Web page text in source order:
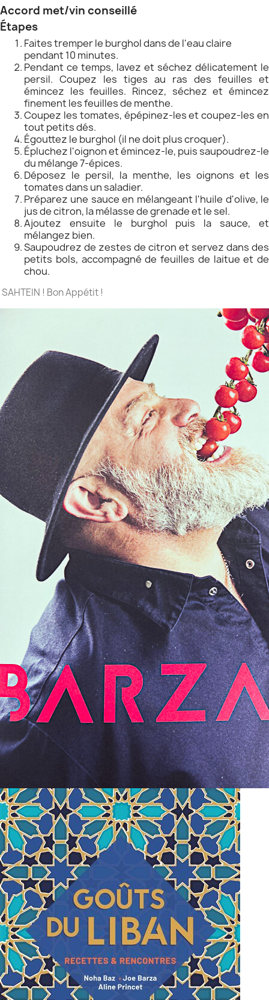
Accord met/vin conseillé
Étapes
Faites tremper le burghol dans de l'eau claire
pendant 10 minutes.
Pendant ce temps, lavez et séchez délicatement le
persil. Coupez les tiges au ras des feuilles et
émincez les feuilles. Rincez, séchez et émincez
finement les feuilles de menthe.
Coupez les tomates, épépinez-les et coupez-les en
tout petits dés.
Égouttez le burghol (il ne doit plus croquer).
Épluchez l'oignon et émincez-le, puis saupoudrez-le
du mélange 7-épices.
Déposez le persil, la menthe, les oignons et les
tomates dans un saladier.
Préparez une sauce en mélangeant l'huile d'olive, le
jus de citron, la mélasse de grenade et le sel.
Ajoutez ensuite le burghol puis la sauce, et
mélangez bien.
Saupoudrez de zestes de citron et servez dans des
petits bols, accompagné de feuilles de laitue et de
chou.
SAHTEIN ! Bon Appétit !